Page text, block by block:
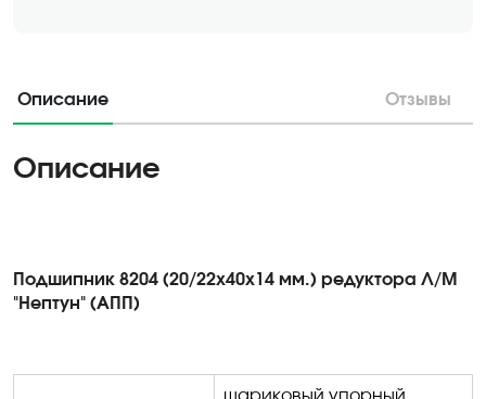
Описание Отзывы
Описание
Подшипник 8204 (20/22х40х14 мм.) редуктора Л/М
"Нептун" (АПП)
шариковый упорный